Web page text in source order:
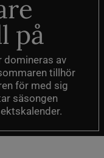
på
domineras av
tillhör
för med sig
säsongen